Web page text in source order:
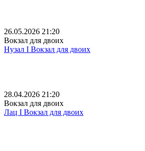
26.05.2026 21:20
Вокзал для двоих
Нузал I Вокзал для двоих
28.04.2026 21:20
Вокзал для двоих
Лац I Вокзал для двоих